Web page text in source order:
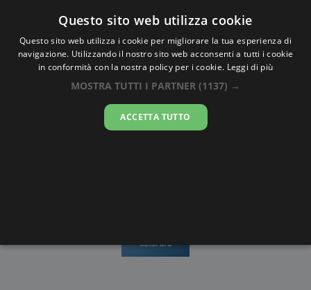
Oraesatta.co
Ora EsattaOyem
03:04:01
colorare
Questo sito web utilizza cookie
Questo sito web utilizza i cookie per migliorare la tua esperienza di
navigazione. Utilizzando il nostro sito web acconsenti a tutti i cookie
in conformità con la nostra policy per i cookie. Leggi di più
MOSTRA TUTTI I PARTNER (1137) →
ACCETTA TUTTO